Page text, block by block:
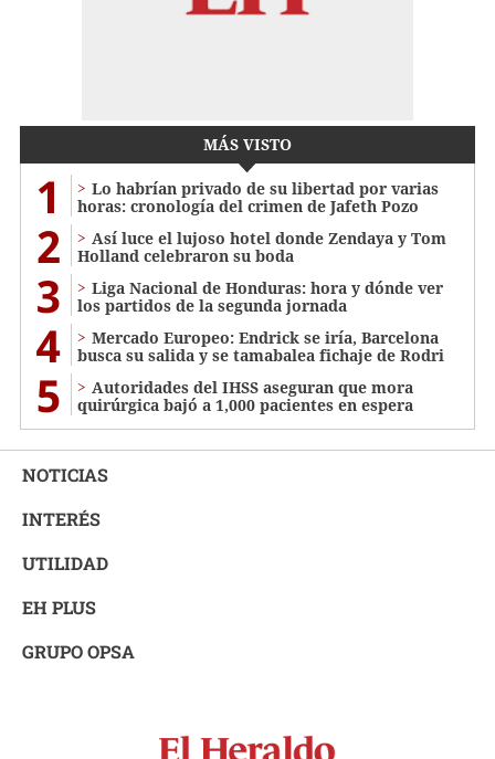
MÁS VISTO
1
Lo habrían privado de su libertad por varias
horas: cronología del crimen de Jafeth Pozo
2
Así luce el lujoso hotel donde Zendaya y Tom
Holland celebraron su boda
3
Liga Nacional de Honduras: hora y dónde ver
los partidos de la segunda jornada
4
Mercado Europeo: Endrick se iría, Barcelona
busca su salida y se tamabalea fichaje de Rodri
5
Autoridades del IHSS aseguran que mora
quirúrgica bajó a 1,000 pacientes en espera
NOTICIAS
INTERÉS
UTILIDAD
EH PLUS
GRUPO OPSA